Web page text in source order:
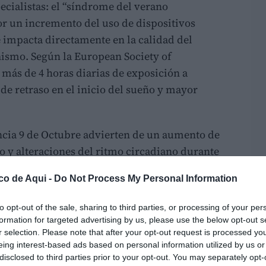
de Aqui - Do Not Process My Personal Information
opt-out of the sale, sharing to third parties, or processing of your
for targeted advertising by us, please use the below opt-out
selection. Please note that after your opt-out request is processed
interest-based ads based on personal information utilized by us
to third parties prior to your opt-out. You may separately
el “síndrome del verano
un incremento del uso de dispositivos
directamente en la calidad del
Según la European Society of
de 4 horas diarias de exposición a
retraso en el inicio del sueño y mayor
9 de Octubre advierten de un aumento de
y alteraciones del ritmo circadiano durante
la relajación de rutinas y una mayor
nocturno.
hábitos: nos acostamos más tarde, usamos
digital en la cama. Todo ello afecta a la
que regula el sueño”, explica la doctora
Clínica del Hospital Vithas